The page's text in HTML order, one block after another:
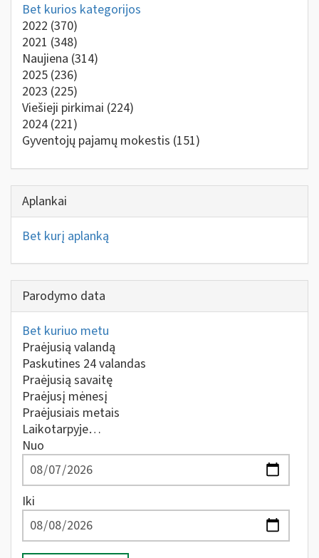
Bet kurios kategorijos
2022 (370)
2021 (348)
Naujiena (314)
2025 (236)
2023 (225)
Viešieji pirkimai (224)
2024 (221)
Gyventojų pajamų mokestis (151)
Aplankai
Bet kurį aplanką
Parodymo data
Bet kuriuo metu
Praėjusią valandą
Paskutines 24 valandas
Praėjusią savaitę
Praėjusį mėnesį
Praėjusiais metais
Laikotarpyje…
Nuo
Iki